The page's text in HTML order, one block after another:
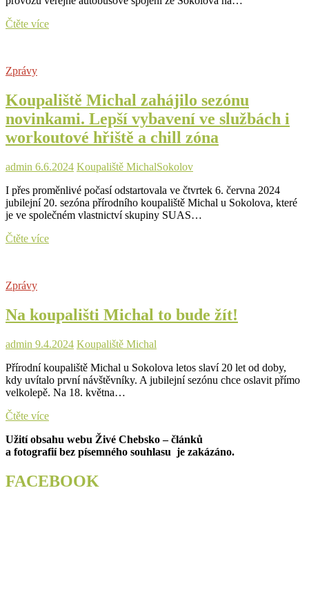
Čtěte víceNa
Sokolova
bude
opět
jezdit
letní
Zprávy
Koupaliště Michal zahájilo sezónu
novinkami. Lepší vybavení ve službách i
workoutové hřiště a chill zóna
admin 6.6.2024 Koupaliště MichalSokolov
I přes proměnlivé počasí odstartovala ve čtvrtek 6. června 2024
jubilejní 20. sezóna přírodního koupaliště Michal u Sokolova, které
je ve společném vlastnictví skupiny SUAS…
Čtěte víceKoupaliště
vybavení
ve
i
workoutové
hřiště
a
chill
Zprávy
Na koupališti Michal to bude žít!
admin 9.4.2024 Koupaliště Michal
Přírodní koupaliště Michal u Sokolova letos slaví 20 let od doby,
kdy uvítalo první návštěvníky. A jubilejní sezónu chce oslavit přímo
velkolepě. Na 18. května…
Čtěte víceNa
Michal
to
žít!
Užití obsahu webu Živé Chebsko – článků
a fotografií bez písemného souhlasu je zakázáno.
FACEBOOK